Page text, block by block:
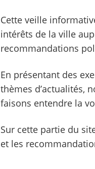
Cette veille
intérêts de la ville
recommandations
En présentant des
thèmes d’actualités,
faisons entendre la
Sur cette partie du
et les